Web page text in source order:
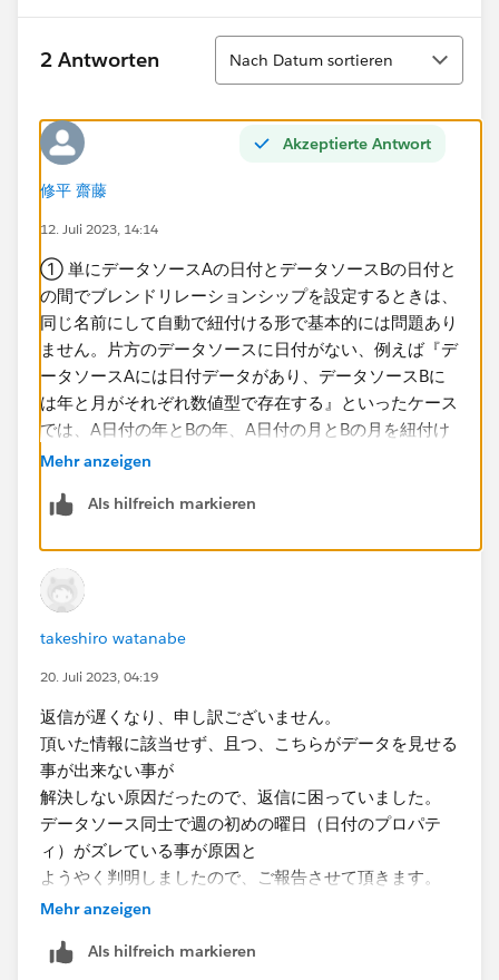
ディメンションからソースAの日付を外すと全てのメジ
ャーが表示されます。どのようなケースが考えられます
でしょうか。
ふわっとした質問で恐縮ですが、思いつきで構いません
ので、
情報を頂けると助かります。
2 Antworten
Sortieren
Nach Datum sortieren
Akzeptierte Antwort
修平 齋藤
12. Juli 2023, 14:14
① 単にデータソースAの日付とデータソースBの日付と
の間でブレンドリレーションシップを設定するときは、
同じ名前にして自動で紐付ける形で基本的には問題あり
ません。片方のデータソースに日付がない、例えば『デ
ータソースAには日付データがあり、データソースBに
は年と月がそれぞれ数値型で存在する』といったケース
では、A日付の年とBの年、A日付の月とBの月を紐付け
るときにカスタムが必要になります。
② 実際のデータを見てみないと確かなことは言えませ
イメージです。プライマリ由来のディメンションに存在
しないメンバーはセカンダリから表示できなくなりま
す。ここで考慮しなければならないのは、集計後に結合
するため、ビュー上にどのディメンションが配置されて
結合の挙動が異なることです。
仮にソースAの日付が{1月1日, 1月2日, 1月3日}のデー
タを、ソースCの日付が{1月15日, 1月16日, 2月27日}の
データを持ち、両方の日付フィールドが自動でブレンド
リレーションを構成されているとします。
Mehr anzeigen
Als hilfreich markieren
takeshiro watanabe
20. Juli 2023, 04:19
返信が遅くなり、申し訳ございません。
頂いた情報に該当せず、且つ、こちらがデータを見せる
事が出来ない事が
解決しない原因だったので、返信に困っていました。
データソース同士で週の初めの曜日（日付のプロパテ
ィ）がズレている事が原因と
ようやく判明しましたので、ご報告させて頂きます。
細かいご指導いつもありがとうございます。
Mehr anzeigen
Als hilfreich markieren